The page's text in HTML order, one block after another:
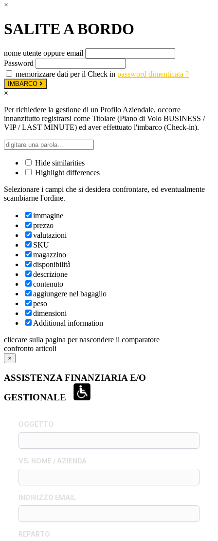
×
SALITE A BORDO
nome utente oppure email
Password
memorizzare dati per il Check in password dimenticata ?
IMBARCO
×
Per richiedere la gestione di un Profilo Aziendale, occorre
innanzitutto registrarsi come Titolare (Piano di Volo BUSINESS /
VIP / LAST MINUTE) ed aver effettuato l'imbarco (Check-in).
Hide similarities
Highlight differences
Selezionare i campi che si desidera confrontare, ed eventualmente
scambiarne l'ordine.
immagine
prezzo
valutazioni
SKU
magazzino
disponibilità
descrizione
contenuto
aggiungere nel bagaglio
peso
dimensioni
Additional information
cliccare sulla pagina per nascondere il comparatore
confronto articoli
×
ASSISTENZA FINANZIARIA E/O
GESTIONALE